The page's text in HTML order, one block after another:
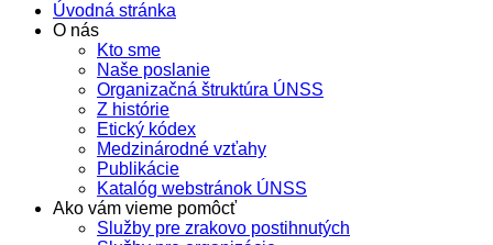
Úvodná stránka
O nás
Kto sme
Naše poslanie
Organizačná štruktúra ÚNSS
Z histórie
Etický kódex
Medzinárodné vzťahy
Publikácie
Katalóg webstránok ÚNSS
Ako vám vieme pomôcť
Služby pre zrakovo postihnutých